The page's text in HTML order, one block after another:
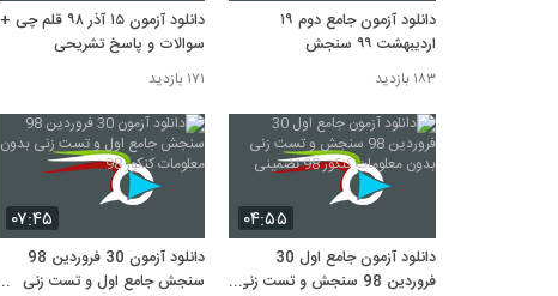
دانلود آزمون جامع دوم ۱۹
اردیبهشت ۹۹ سنجش
۱۸۳ بازدید
دانلود آزمون ۱۵ آذر ۹۸ قلم چی +
سوالات و پاسخ تشریحی
۱۷۱ بازدید
۰۴:۵۵
دانلود آزمون جامع اول 30
فروردین 98 سنجش و تست زنی
۰۷:۴۵
دانلود آزمون 30 فروردین 98
سنجش جامع اول و تست زنی